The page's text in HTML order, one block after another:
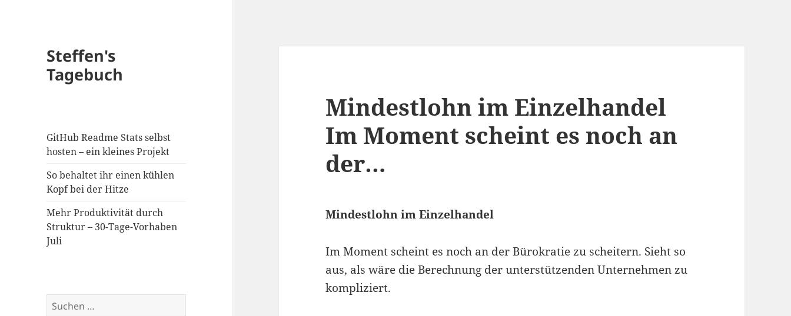
Steffen's
Tagebuch
GitHub Readme Stats selbst
hosten – ein kleines Projekt
So behaltet ihr einen kühlen
Kopf bei der Hitze
Mehr Produktivität durch
Struktur – 30-Tage-Vorhaben
Juli
Suchen
Mindestlohn im Einzelhandel
Im Moment scheint es noch an
der…
Mindestlohn im Einzelhandel
Im Moment scheint es noch an der Bürokratie zu scheitern. Sieht so
aus, als wäre die Berechnung der unterstützenden Unternehmen zu
kompliziert.